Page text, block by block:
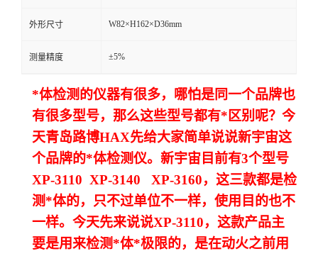
外形尺寸 W82×H162×D36mm
测量精度 ±5%
*体检测的仪器有很多，哪怕是同一个品牌也
有很多型号，那么这些型号都有*区别呢？今
天青岛路博HAX先给大家简单说说新宇宙这
个品牌的*体检测仪。新宇宙目前有3个型号
XP-3110 XP-3140 XP-3160，这三款都是检
测*体的，只不过单位不一样，使用目的也不
一样。今天先来说说XP-3110，这款产品主
要是用来检测*体*极限的，是在动火之前用